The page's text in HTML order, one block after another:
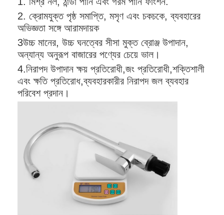
2. ক্রোমযুক্ত পৃষ্ঠ সমাপ্তি, মসৃণ এবং চকচকে, ব্যবহারের
অভিজ্ঞতা সঙ্গে আরামদায়ক
3উচ্চ মানের, উচ্চ ঘনত্বের সীসা মুক্ত ব্রোঞ্জ উপাদান,
অন্যান্য অনুরূপ বাজারের পণ্যের চেয়ে ভাল।
4.নিরাপদ উপাদান ক্ষয় প্রতিরোধী,জং প্রতিরোধী,শক্তিশালী
এবং ক্ষতি প্রতিরোধ,ব্যবহারকারীর নিরাপদ জল ব্যবহার
পরিবেশ প্রদান।